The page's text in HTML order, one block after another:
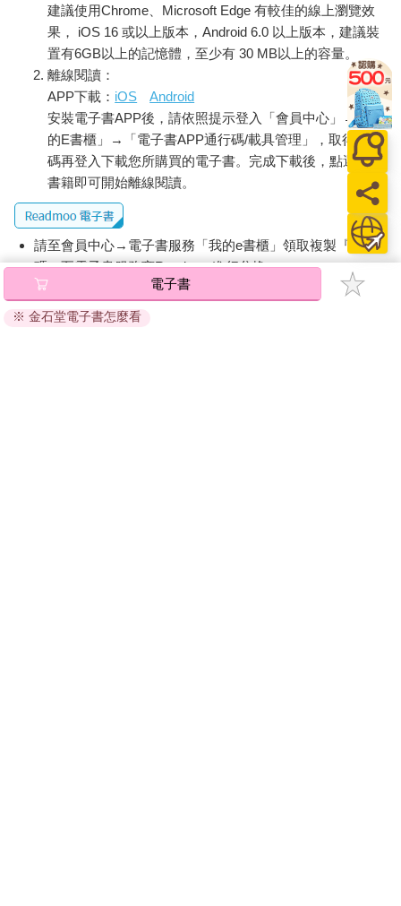
建議使用Chrome、Microsoft Edge 有較佳的線上瀏覽效
果， iOS 16 或以上版本，Android 6.0 以上版本，建議裝
置有6GB以上的記憶體，至少有 30 MB以上的容量。
離線閱讀：
APP下載： iOS
Android
安裝電子書APP後，請依照提示登入「會員中心」→「我
的E書櫃」→「電子書APP通行碼/載具管理」，取得通行
碼再登入下載您所購買的電子書。完成下載後，點選任一
書籍即可開始離線閱讀。
請至會員中心→電子書服務「我的e書櫃」領取複製『兌換
碼』至電子書服務商Readmoo進行兌換。
退換貨須知：
因版權保護，您在金石堂所購買的電子書僅能以金石堂專屬
電子書
※ 金石堂電子書怎麼看